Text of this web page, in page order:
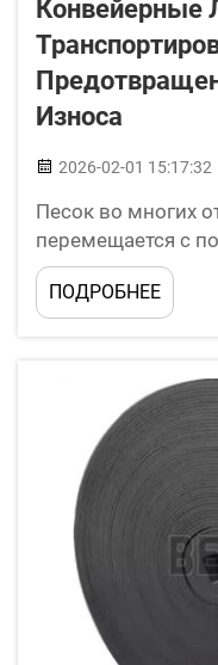
Конвейерные
Износа
2026-02-01 15:17:32
Песок во многих
перемещается с
Их используют
перемещения
Однако
движения
начинает
ПОДРОБНЕЕ